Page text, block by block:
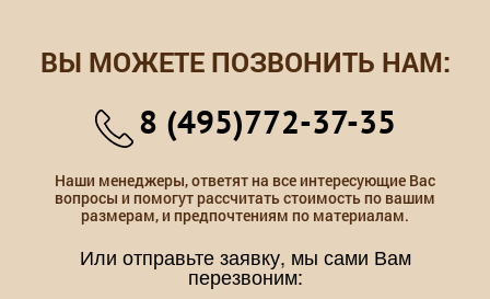
ВЫ МОЖЕТЕ ПОЗВОНИТЬ НАМ:
8 (495)772-37-35
Наши менеджеры, ответят на все интересующие Вас
вопросы и помогут рассчитать стоимость по вашим
размерам, и предпочтениям по материалам.
Или отправьте заявку, мы сами Вам
перезвоним: